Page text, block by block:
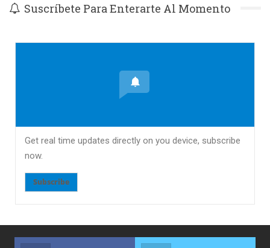
Suscríbete Para Enterarte Al Momento
Get real time updates directly on you device, subscribe
now.
Subscribe